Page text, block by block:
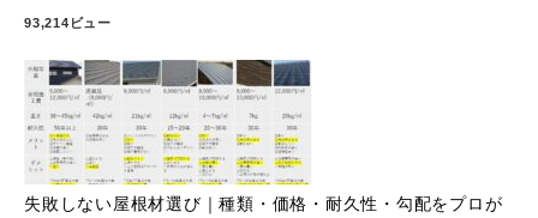
93,214ビュー
失敗しない屋根材選び｜種類・価格・耐久性・勾配をプロが